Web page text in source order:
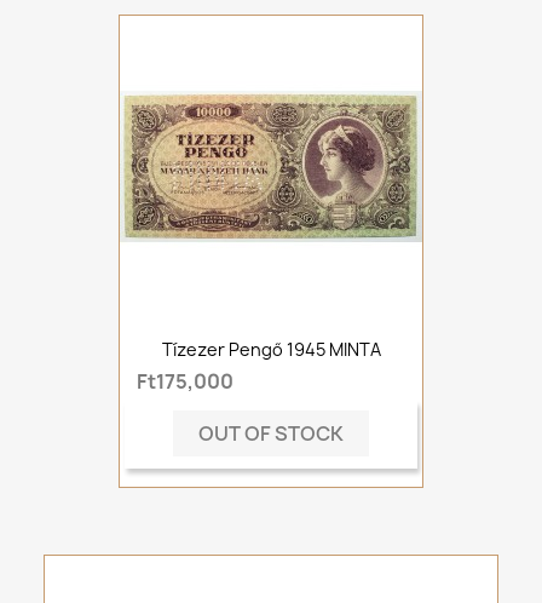
Tízezer Pengő 1945 MINTA
Ft175,000
OUT OF STOCK